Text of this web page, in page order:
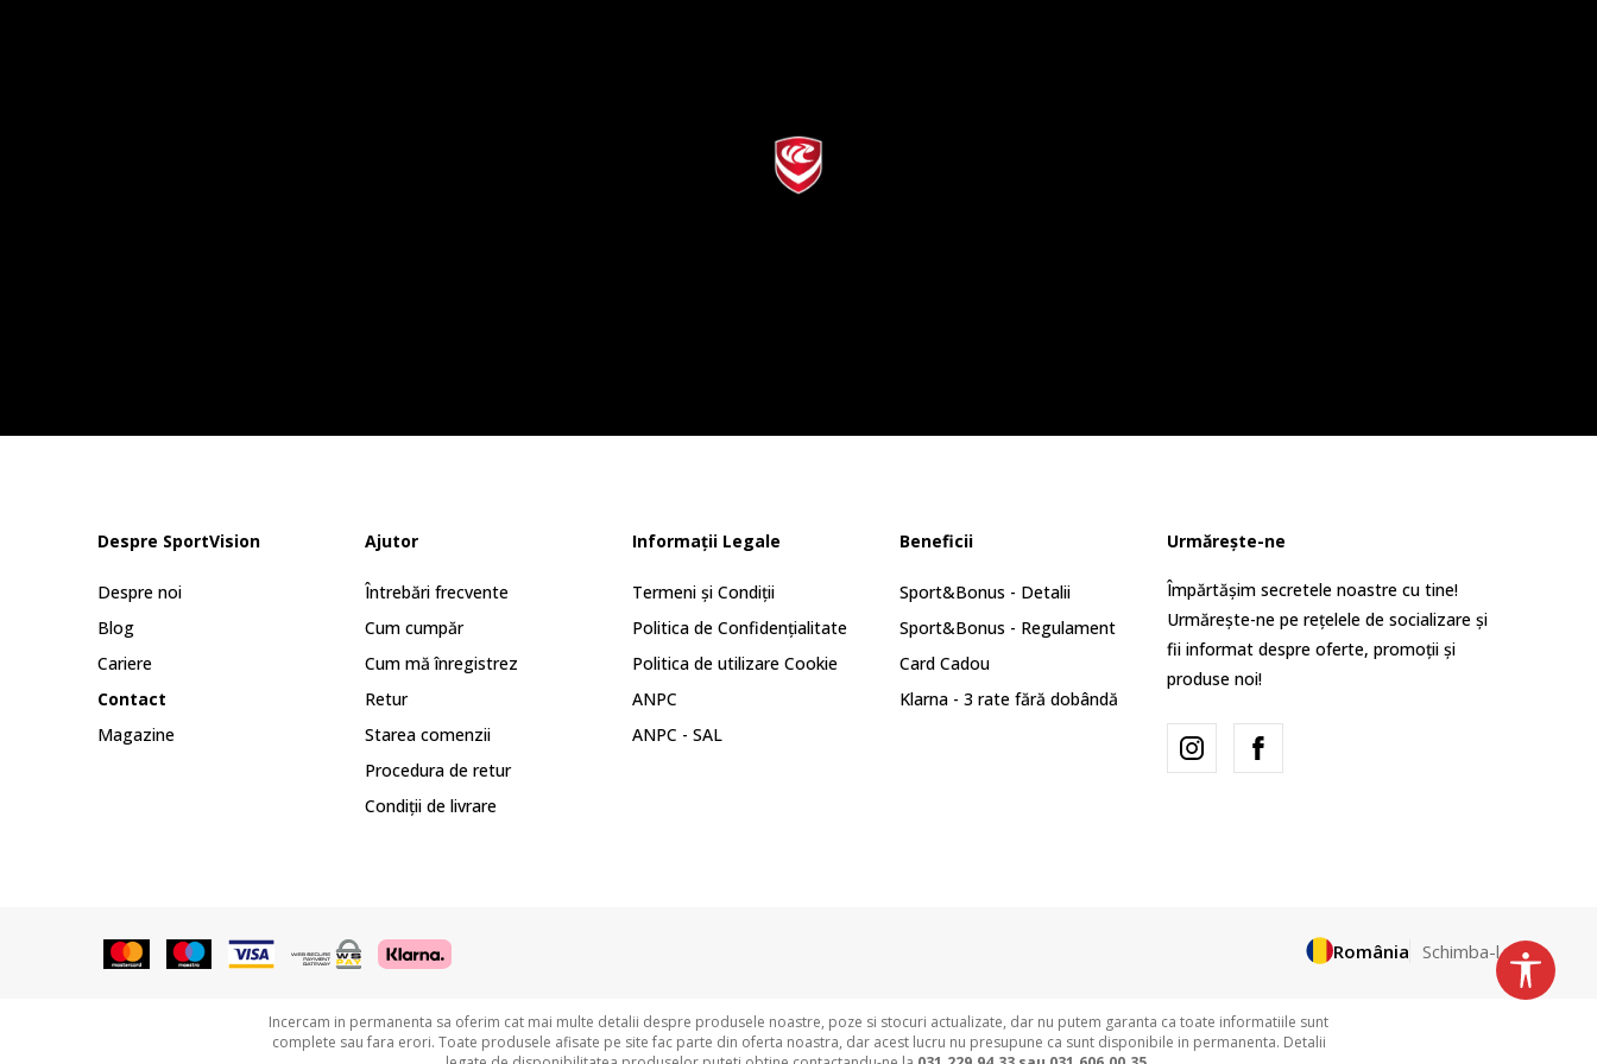
Despre SportVision
Despre noi
Blog
Cariere
Contact
Magazine
Ajutor
Întrebări frecvente
Cum cumpăr
Cum mă înregistrez
Retur
Starea comenzii
Procedura de retur
Condiții de livrare
Informații Legale
Termeni și Condiții
Politica de Confidențialitate
Politica de utilizare Cookie
ANPC
ANPC - SAL
Beneficii
Sport&Bonus - Detalii
Sport&Bonus - Regulament
Card Cadou
Klarna - 3 rate fără dobândă
Urmărește-ne
Împărtășim secretele noastre cu tine!
Urmărește-ne pe rețelele de socializare și
fii informat despre oferte, promoții și
produse noi!
România Schimba-l
Incercam in permanenta sa oferim cat mai multe detalii despre produsele noastre, poze si stocuri actualizate, dar nu putem garanta ca toate informatiile sunt
complete sau fara erori. Toate produsele afisate pe site fac parte din oferta noastra, dar acest lucru nu presupune ca sunt disponibile in permanenta. Detalii